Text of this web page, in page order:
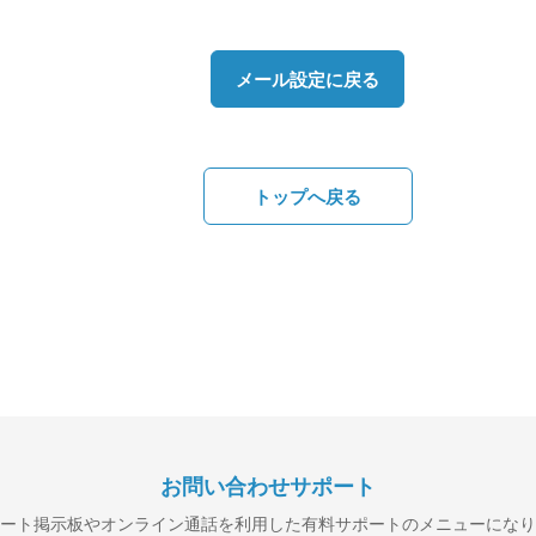
メール設定に戻る
トップへ戻る
お問い合わせサポート
ト掲示板やオンライン通話を利用した有料サポートのメニューにな